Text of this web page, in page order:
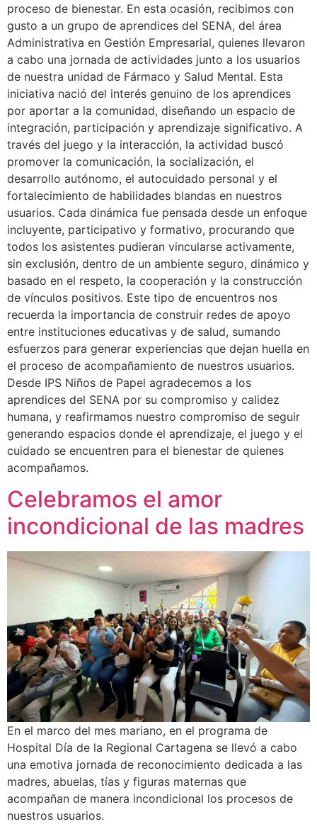
proceso de bienestar. En esta ocasión, recibimos con
gusto a un grupo de aprendices del SENA, del área
Administrativa en Gestión Empresarial, quienes llevaron
a cabo una jornada de actividades junto a los usuarios
de nuestra unidad de Fármaco y Salud Mental. Esta
iniciativa nació del interés genuino de los aprendices
por aportar a la comunidad, diseñando un espacio de
integración, participación y aprendizaje significativo. A
través del juego y la interacción, la actividad buscó
promover la comunicación, la socialización, el
desarrollo autónomo, el autocuidado personal y el
fortalecimiento de habilidades blandas en nuestros
usuarios. Cada dinámica fue pensada desde un enfoque
incluyente, participativo y formativo, procurando que
todos los asistentes pudieran vincularse activamente,
sin exclusión, dentro de un ambiente seguro, dinámico y
basado en el respeto, la cooperación y la construcción
de vínculos positivos. Este tipo de encuentros nos
recuerda la importancia de construir redes de apoyo
entre instituciones educativas y de salud, sumando
esfuerzos para generar experiencias que dejan huella en
el proceso de acompañamiento de nuestros usuarios.
Desde IPS Niños de Papel agradecemos a los
aprendices del SENA por su compromiso y calidez
humana, y reafirmamos nuestro compromiso de seguir
generando espacios donde el aprendizaje, el juego y el
cuidado se encuentren para el bienestar de quienes
acompañamos.
Celebramos el amor
incondicional de las madres
En el marco del mes mariano, en el programa de
Hospital Día de la Regional Cartagena se llevó a cabo
una emotiva jornada de reconocimiento dedicada a las
madres, abuelas, tías y figuras maternas que
acompañan de manera incondicional los procesos de
nuestros usuarios.